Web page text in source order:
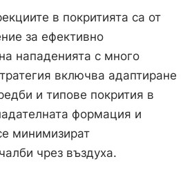
в покритията са от
за ефективно
нападенията с много
включва адаптиране
и типове покрития в
формация и
минимизират
чрез въздуха.